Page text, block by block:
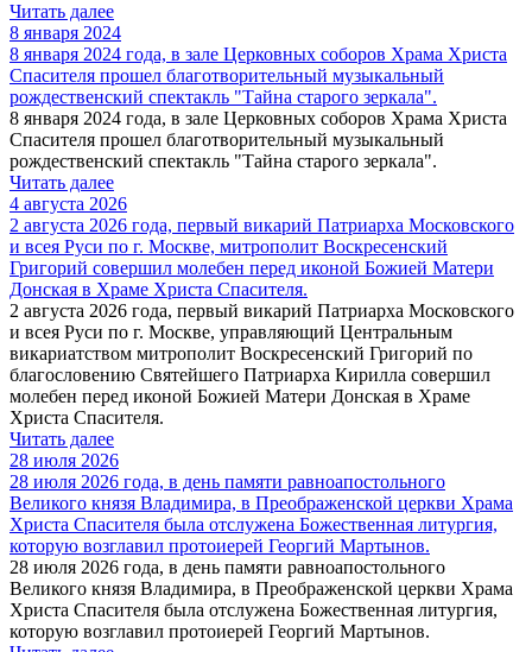
Читать далее
8 января 2024
8 января 2024 года, в зале Церковных соборов Храма Христа
Спасителя прошел благотворительный музыкальный
рождественский спектакль "Тайна старого зеркала".
8 января 2024 года, в зале Церковных соборов Храма Христа
Спасителя прошел благотворительный музыкальный
рождественский спектакль "Тайна старого зеркала".
Читать далее
4 августа 2026
2 августа 2026 года, первый викарий Патриарха Московского
и всея Руси по г. Москве, митрополит Воскресенский
Григорий совершил молебен перед иконой Божией Матери
Донская в Храме Христа Спасителя.
2 августа 2026 года, первый викарий Патриарха Московского
и всея Руси по г. Москве, управляющий Центральным
викариатством митрополит Воскресенский Григорий по
благословению Святейшего Патриарха Кирилла совершил
молебен перед иконой Божией Матери Донская в Храме
Христа Спасителя.
Читать далее
28 июля 2026
28 июля 2026 года, в день памяти равноапостольного
Великого князя Владимира, в Преображенской церкви Храма
Христа Спасителя была отслужена Божественная литургия,
которую возглавил протоиерей Георгий Мартынов.
28 июля 2026 года, в день памяти равноапостольного
Великого князя Владимира, в Преображенской церкви Храма
Христа Спасителя была отслужена Божественная литургия,
которую возглавил протоиерей Георгий Мартынов.